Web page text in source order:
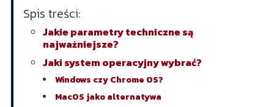
Spis treści:
Jakie parametry techniczne są
najważniejsze?
Jaki system operacyjny wybrać?
Windows czy Chrome OS?
MacOS jako alternatywa